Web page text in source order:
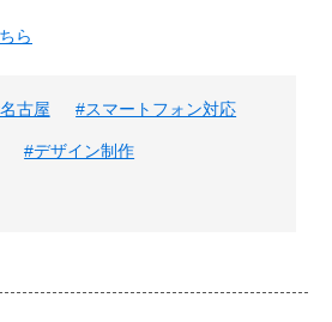
ら
古屋 #スマートフォン対応
#デザイン制作